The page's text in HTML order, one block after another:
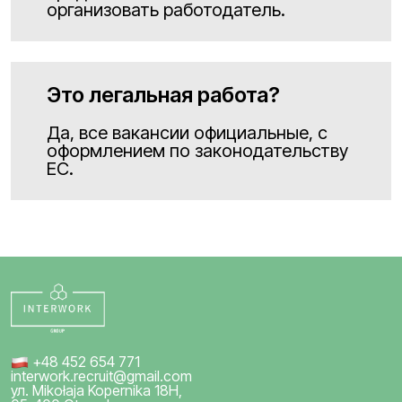
организовать работодатель.
Это легальная работа?
Да, все вакансии официальные, с
оформлением по законодательству
ЕС.
+48 452 654 771
interwork.recruit@gmail.com
ул. Mikołaja Kopernika 18H,